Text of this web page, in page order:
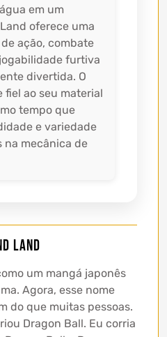
em um
oferece uma
ação, combate
furtiva
divertida. O
fiel ao seu material
tempo que
e variedade
na mecânica de
Land
um mangá japonês
Agora, esse nome
do que muitas pessoas.
Dragon Ball. Eu corria